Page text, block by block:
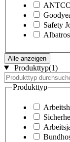
Safety
Albatros
Alle anzeigen
Produkttyp(1)
Produkttyp